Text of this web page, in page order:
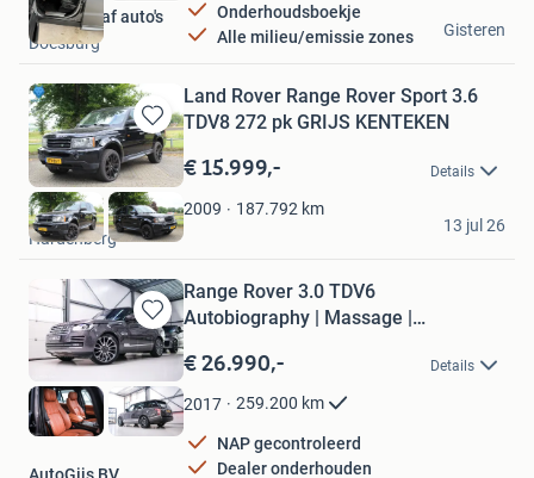
Onderhoudsboekje
Alle milieu/emissie zones
De Leigraaf auto's
Doesburg
Gisteren
Bewaren
in
Mijn
Favorieten
Land Rover Range Rover Sport 3.6
TDV8 272 pk GRIJS KENTEKEN
€ 15.999,- Details
2009 187.792 km
Wolfauto
Hardenberg
13 jul 26
Bewaren
in
Favorieten
Range Rover 3.0 TDV6
Autobiography | Massage |
€ 26.990,- Details
2017 259.200 km
NAP gecontroleerd
Dealer onderhouden